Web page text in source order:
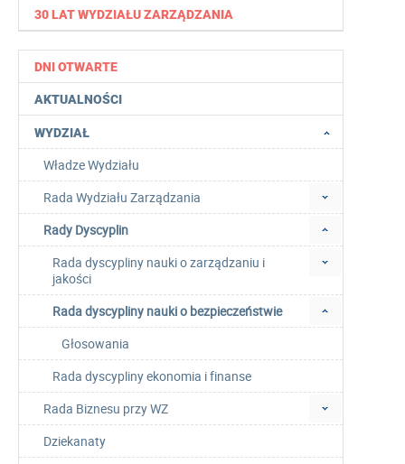
30 LAT WYDZIAŁU ZARZĄDZANIA
DNI OTWARTE
AKTUALNOŚCI
WYDZIAŁ
Władze Wydziału
Rada Wydziału Zarządzania
Rady Dyscyplin
Rada dyscypliny nauki o zarządzaniu i
jakości
Rada dyscypliny nauki o bezpieczeństwie
Głosowania
Rada dyscypliny ekonomia i finanse
Rada Biznesu przy WZ
Dziekanaty